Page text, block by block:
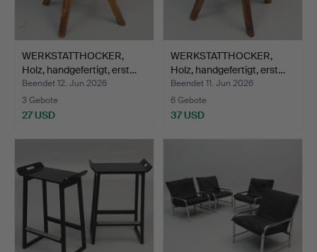
WERKSTATTHOCKER,
Holz, handgefertigt, erst…
Beendet 12. Jun 2026
3 Gebote
27 USD
WERKSTATTHOCKER,
Holz, handgefertigt, erst…
Beendet 11. Jun 2026
6 Gebote
37 USD